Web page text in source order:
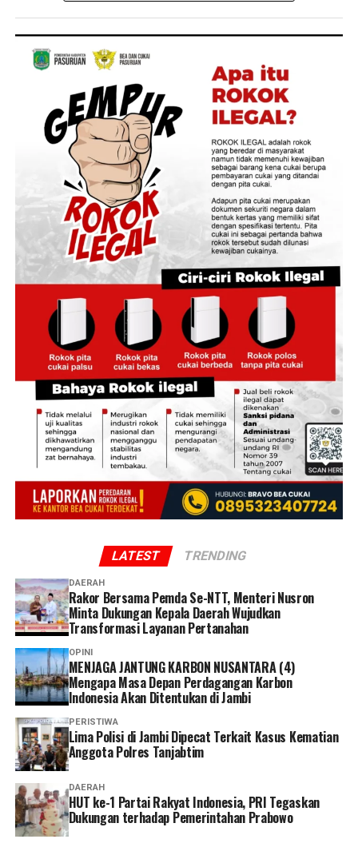
LATEST TRENDING
DAERAH
Rakor Bersama Pemda Se-NTT, Menteri Nusron
Minta Dukungan Kepala Daerah Wujudkan
Transformasi Layanan Pertanahan
OPINI
MENJAGA JANTUNG KARBON NUSANTARA (4)
Mengapa Masa Depan Perdagangan Karbon
Indonesia Akan Ditentukan di Jambi
PERISTIWA
Lima Polisi di Jambi Dipecat Terkait Kasus Kematian
Anggota Polres Tanjabtim
DAERAH
HUT ke-1 Partai Rakyat Indonesia, PRI Tegaskan
Dukungan terhadap Pemerintahan Prabowo